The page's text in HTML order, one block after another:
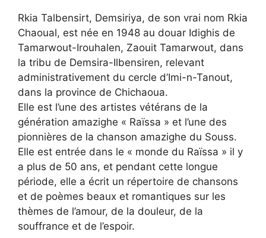
Rkia Talbensirt, Demsiriya, de son vrai nom Rkia
Chaoual, est née en 1948 au douar Idighis de
Tamarwout-Irouhalen, Zaouit Tamarwout, dans
la tribu de Demsira-Ilbensiren, relevant
administrativement du cercle d’Imi-n-Tanout,
dans la province de Chichaoua.
Elle est l’une des artistes vétérans de la
génération amazighe « Raïssa » et l’une des
pionnières de la chanson amazighe du Souss.
Elle est entrée dans le « monde du Raïssa » il y
a plus de 50 ans, et pendant cette longue
période, elle a écrit un répertoire de chansons
et de poèmes beaux et romantiques sur les
thèmes de l’amour, de la douleur, de la
souffrance et de l’espoir.